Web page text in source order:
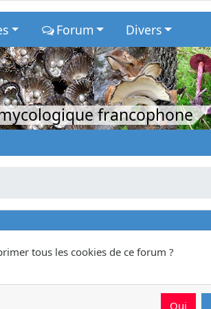
Forum Divers
francophone
tous les cookies de ce forum ?